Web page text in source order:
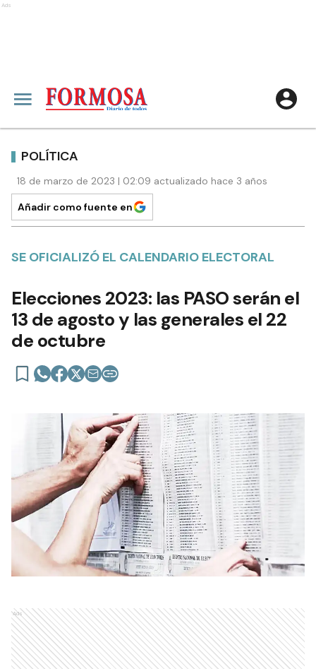
Ads
POLÍTICA
18 de marzo de 2023 | 02:09 actualizado hace 3 años
Añadir como fuente en
SE OFICIALIZÓ EL CALENDARIO ELECTORAL
Elecciones 2023: las PASO serán el
13 de agosto y las generales el 22
de octubre
Ads